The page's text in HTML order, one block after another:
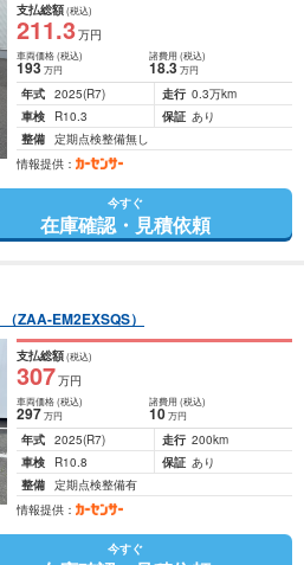
支払総額(税込)
211.3万円
車両価格(税込)
193万円
諸費用 (税込)
18.3 万円
年式 2025(R7) 走行 0.3万km
車検
R10.3 保証 あり
整備 定期点検整備無し
情報提供：
今すぐ
在庫確認・見積依頼
（ZAA-EM2EXSQS）
支払総額(税込)
307万円
車両価格(税込)
297万円
諸費用 (税込)
10 万円
年式 2025(R7) 走行 200km
車検
R10.8 保証 あり
整備 定期点検整備有
情報提供：
今すぐ